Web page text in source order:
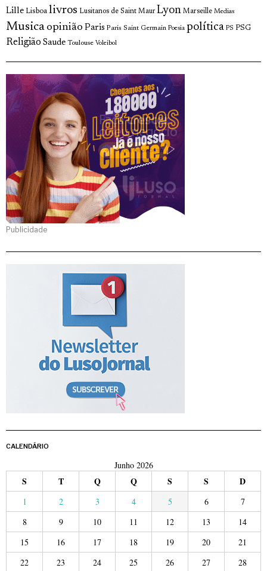
Lille Lisboa livros Lusitanos de Saint Maur Lyon Marseille Medias
Musica opinião Paris Paris Saint Germain Poesia política PS PSG
Religião Saude Toulouse Voleibol
Publicidade
CALENDÁRIO
Junho 2026
S T Q Q S S D
1 2 3 4 5 6
7
8
9 10 11 12 13
14
15
16 17 18 19 20
21
22
23 24 25 26 27 28